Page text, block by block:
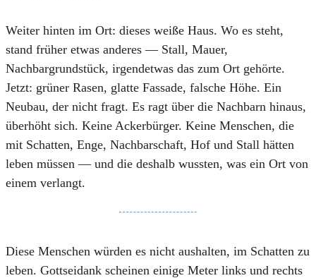
Weiter hinten im Ort: dieses weiße Haus. Wo es steht,
stand früher etwas anderes — Stall, Mauer,
Nachbargrundstück, irgendetwas das zum Ort gehörte.
Jetzt: grüner Rasen, glatte Fassade, falsche Höhe. Ein
Neubau, der nicht fragt. Es ragt über die Nachbarn hinaus,
überhöht sich. Keine Ackerbürger. Keine Menschen, die
mit Schatten, Enge, Nachbarschaft, Hof und Stall hätten
leben müssen — und die deshalb wussten, was ein Ort von
einem verlangt.
Diese Menschen würden es nicht aushalten, im Schatten zu
leben. Gottseidank scheinen einige Meter links und rechts